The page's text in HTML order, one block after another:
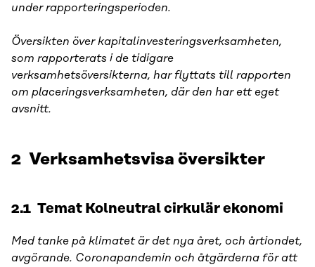
under rapporteringsperioden.
Översikten över kapitalinvesteringsverksamheten,
som rapporterats i de tidigare
verksamhetsöversikterna, har flyttats till rapporten
om placeringsverksamheten, där den har ett eget
avsnitt.
2 Verksamhetsvisa översikter
2.1 Temat Kolneutral cirkulär ekonomi
Med tanke på klimatet är det nya året, och årtiondet,
avgörande. Coronapandemin och åtgärderna för att